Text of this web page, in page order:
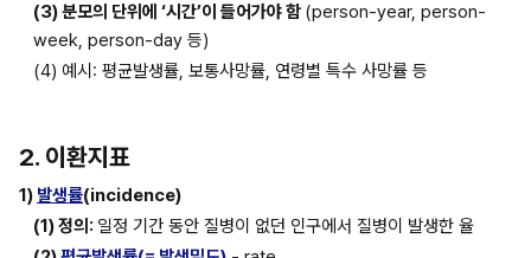
(3) 분모의 단위에 ‘시간’이 들어가야 함 (person-year, person-
week, person-day 등)
(4) 예시: 평균발생률, 보통사망률, 연령별 특수 사망률 등
2. 이환지표
1) 발생률(incidence)
(1) 정의: 일정 기간 동안 질병이 없던 인구에서 질병이 발생한 율